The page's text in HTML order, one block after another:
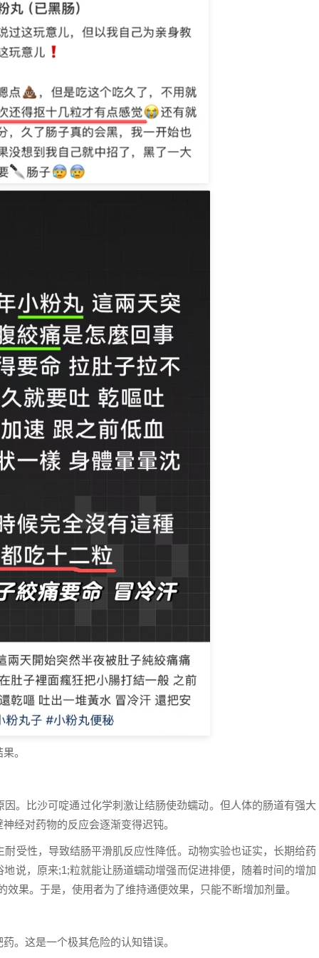
。
。比沙可啶通过化学刺激让结肠使劲蠕动。但人体的肠道有强大
经对药物的反应会逐渐变得迟钝。
受性，导致结肠平滑肌反应性降低。动物实验也证实，长期给药
说，原来;1;粒就能让肠道蠕动增强而促进排便，随着时间的增加
果。于是，使用者为了维持通便效果，只能不断增加剂量。
。这是一个极其危险的认知错误。